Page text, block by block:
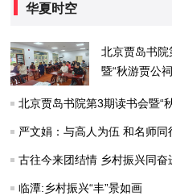
华夏时空
北京贾岛书
暨“秋游贾公祠
北京贾岛书院第3期读书会暨“
严文娟：与高人为伍 和名师同
古往今来团结情 乡村振兴同
临潭:乡村振兴“丰”景如画